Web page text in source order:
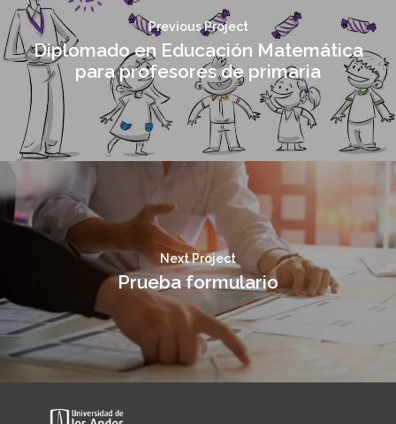
Previous Project
Diplomado en Educación Matemática
para profesores de primaria
Next Project
Prueba formulario